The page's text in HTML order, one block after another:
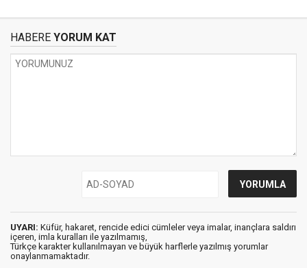
HABERE YORUM KAT
UYARI: Küfür, hakaret, rencide edici cümleler veya imalar, inançlara saldırı
içeren, imla kuralları ile yazılmamış,
Türkçe karakter kullanılmayan ve büyük harflerle yazılmış yorumlar
onaylanmamaktadır.